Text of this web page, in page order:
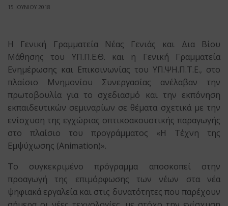
15 ΙΟΥΝΙΟΥ 2018
Η Γενική Γραμματεία Νέας Γενιάς και Δια Βίου
Μάθησης του ΥΠ.Π.Ε.Θ. και η Γενική Γραμματεία
Ενημέρωσης και Επικοινωνίας του ΥΠ.ΨΗ.Π.Τ.Ε., στο
πλαίσιο Μνημονίου Συνεργασίας ανέλαβαν την
πρωτοβουλία για το σχεδιασμό και την εκπόνηση
εκπαιδευτικών σεμιναρίων σε θέματα σχετικά με την
ενίσχυση της εγχώριας οπτικοακουστικής παραγωγής
στο πλαίσιο του προγράμματος «Η Τέχνη της
Εμψύχωσης (Animation)».
Το συγκεκριμένο πρόγραμμα αποσκοπεί στην
προαγωγή της επιμόρφωσης των νέων στα νέα
ψηφιακά εργαλεία και στις δυνατότητες που παρέχουν